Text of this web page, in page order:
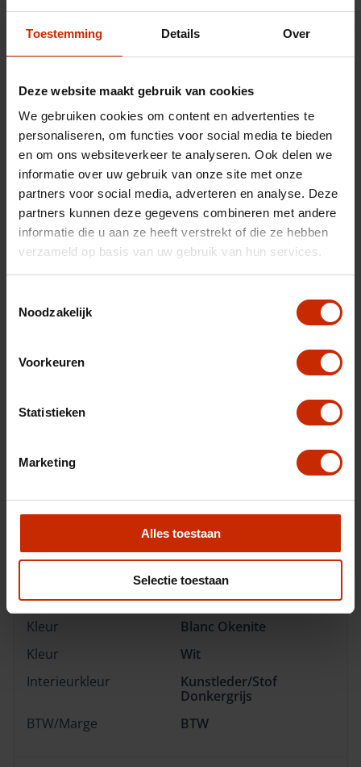
Toestemming Details Over
Deze website maakt gebruik van cookies
We gebruiken cookies om content en advertenties te
personaliseren, om functies voor social media te bieden
en om ons websiteverkeer te analyseren. Ook delen we
informatie over uw gebruik van onze site met onze
partners voor social media, adverteren en analyse. Deze
partners kunnen deze gegevens combineren met andere
informatie die u aan ze heeft verstrekt of die ze hebben
verzameld op basis van uw gebruik van hun services.
Noodzakelijk
Voorkeuren
Statistieken
Marketing
Alles toestaan
Selectie toestaan
Nummerplaat
HHK70H
Chassisnummer
VR3USHNK1SJ602101
Carrosserie
SUV
Merk
Peugeot
Model
2008
Type
Allure 1.2 PureTech
100PK
Transmissie
Handgeschakeld
Benzine
Gewicht
€ 172 - 188 per kwartaal
Energielabel
Topsnelheid
183 km/u
1199 cc
Acceleratie (0-100km)
Cilinders
3
Kleur
Blanc Okenite
Kleur
Wit
Interieurkleur
Kunstleder/Stof
Donkergrijs
BTW/Marge
BTW